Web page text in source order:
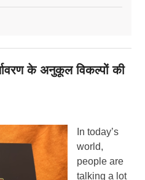
के अनुकूल विकल्पों की
In today’s
world,
people are
talking a lot